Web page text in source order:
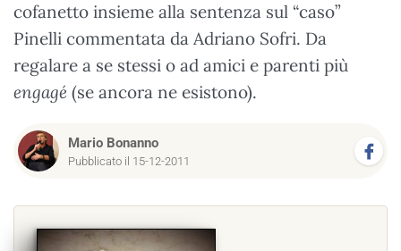
cofanetto insieme alla sentenza sul “caso”
Pinelli commentata da Adriano Sofri. Da
regalare a se stessi o ad amici e parenti più
engagé (se ancora ne esistono).
Mario Bonanno
Pubblicato il 15-12-2011